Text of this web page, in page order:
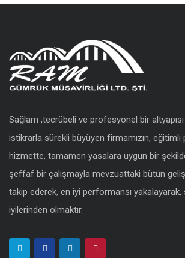
Sağlam ,tecrübeli ve profesyonel bir altyapısı
istikrarla sürekli büyüyen firmamızın, eğitimli
hizmette, tamamen yasalara uygun bir
şeffaf bir çalışmayla mevzuattaki bütün
takip ederek, en iyi performansı
iyilerinden olmaktır.